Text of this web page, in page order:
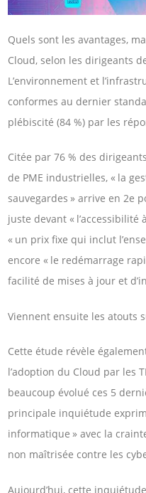
Quels sont les avantages,
Cloud, selon les dirigeants
L’environnement et
conformes au dernier
plébiscité (84 %) par les
Citée par 76 % des
de PME industrielles, « la
sauvegardes » arrive en 2e
juste devant « l’accessibilité
« un prix fixe qui inclut
encore « le redémarrage
facilité de mises à jour et
Viennent ensuite les
Cette étude révèle
l’adoption du Cloud par les
beaucoup évolué ces 5
principale inquiétude
informatique » avec la
non maîtrisée contre les
Aujourd’hui, cette